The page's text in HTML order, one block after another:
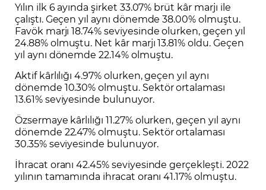
Yılın ilk 6 ayında şirket 33.07% brüt kâr marjı ile
çalıştı. Geçen yıl aynı dönemde 38.00% olmuştu.
Favök marjı 18.74% seviyesinde olurken, geçen yıl
24.88% olmuştu. Net kâr marjı 13.81% oldu. Geçen
yıl aynı dönemde 22.14% olmuştu.
Aktif kârlılığı 4.97% olurken, geçen yıl aynı
dönemde 10.30% olmuştu. Sektör ortalaması
13.61% seviyesinde bulunuyor.
Özsermaye kârlılığı 11.27% olurken, geçen yıl aynı
dönemde 22.47% olmuştu. Sektör ortalaması
30.35% seviyesinde bulunuyor.
İhracat oranı 42.45% seviyesinde gerçekleşti. 2022
yılının tamamında ihracat oranı 41.17% olmuştu.